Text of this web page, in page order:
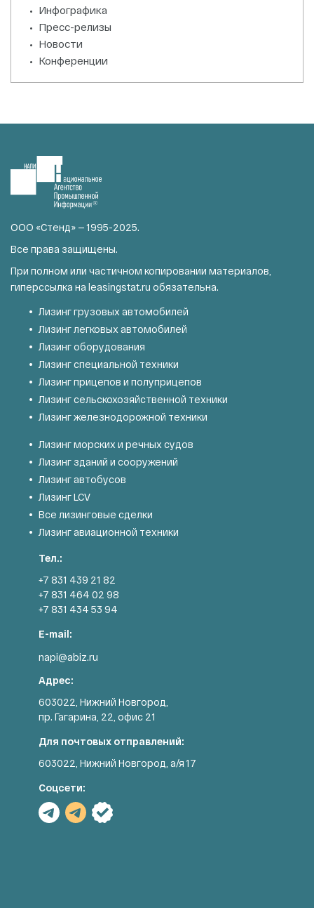
Инфографика
Пресс-релизы
Новости
Конференции
ООО «Стенд» — 1995-2025.
Все права защищены.
При полном или частичном копировании материалов,
гиперссылка на leasingstat.ru обязательна.
Лизинг грузовых автомобилей
Лизинг легковых автомобилей
Лизинг оборудования
Лизинг специальной техники
Лизинг прицепов и полуприцепов
Лизинг сельскохозяйственной техники
Лизинг железнодорожной техники
Лизинг морских и речных судов
Лизинг зданий и сооружений
Лизинг автобусов
Лизинг LCV
Все лизинговые сделки
Лизинг авиационной техники
Тел.:
+7 831 439 21 82
+7 831 464 02 98
+7 831 434 53 94
E-mail:
napi@abiz.ru
Адрес:
603022, Нижний Новгород,
пр. Гагарина, 22, офис 21
Для почтовых отправлений:
603022, Нижний Новгород, а/я 17
Соцсети: